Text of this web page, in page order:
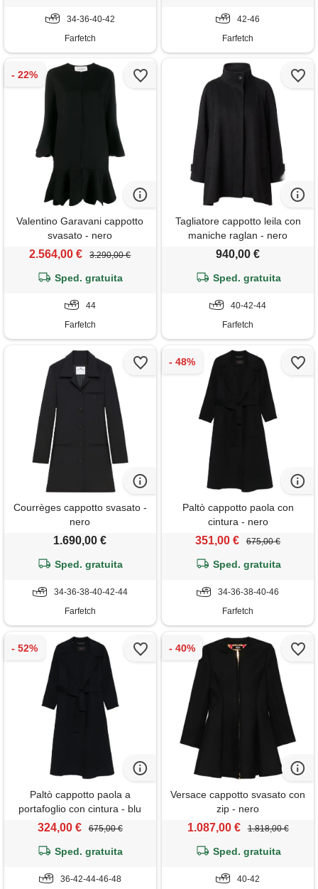
34-36-40-42
Farfetch
42-46
Farfetch
Valentino Garavani cappotto
svasato - nero
2.564,00 € 3.290,00 €
Sped. gratuita
44
Farfetch
Tagliatore cappotto leila con
maniche raglan - nero
940,00 €
Sped. gratuita
40-42-44
Farfetch
Courrèges cappotto svasato -
nero
1.690,00 €
Sped. gratuita
34-36-38-40-42-44
Farfetch
Paltò cappotto paola con
cintura - nero
351,00 € 675,00 €
Sped. gratuita
34-36-38-40-46
Farfetch
Paltò cappotto paola a
portafoglio con cintura - blu
324,00 € 675,00 €
Sped. gratuita
36-42-44-46-48
Versace cappotto svasato con
zip - nero
1.087,00 € 1.818,00 €
Sped. gratuita
40-42